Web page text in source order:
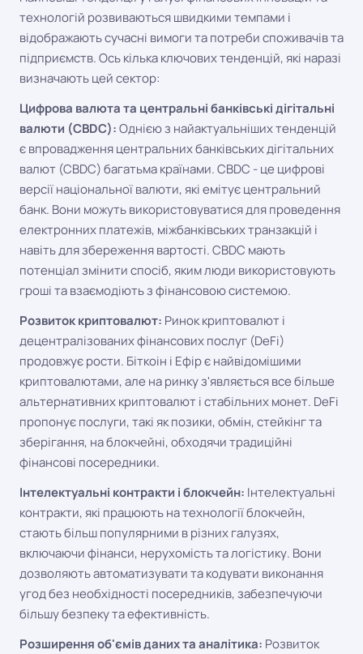
технологій розвиваються швидкими темпами і
відображають сучасні вимоги та потреби споживачів та
підприємств. Ось кілька ключових тенденцій, які наразі
визначають цей сектор:
Цифрова валюта та центральні банківські дігітальні
валюти (CBDC):Однією з найактуальніших тенденцій
є впровадження центральних банківських дігітальних
валют (CBDC) багатьма країнами. CBDC - це цифрові
версії національної валюти, які емітує центральний
банк. Вони можуть використовуватися для проведення
електронних платежів, міжбанківських транзакцій і
навіть для збереження вартості. CBDC мають
потенціал змінити спосіб, яким люди використовують
гроші та взаємодіють з фінансовою системою.
Розвиток криптовалют: Ринок криптовалют і
децентралізованих фінансових послуг (DeFi)
продовжує рости. Біткоін і Ефір є найвідомішими
криптовалютами, але на ринку з'являється все більше
альтернативних криптовалют і стабільних монет. DeFi
пропонує послуги, такі як позики, обмін, стейкінг та
зберігання, на блокчейні, обходячи традиційні
фінансові посередники.
Інтелектуальні контракти і блокчейн: Інтелектуальні
контракти, які працюють на технології блокчейн,
стають більш популярними в різних галузях,
включаючи фінанси, нерухомість та логістику. Вони
дозволяють автоматизувати та кодувати виконання
угод без необхідності посередників, забезпечуючи
більшу безпеку та ефективність.
Розширення об'ємів даних та аналітика: Розвиток